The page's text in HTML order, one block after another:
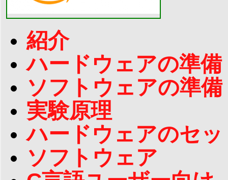
紹介
ハードウェアの準備
ソフトウェアの準備
実験原理
ハードウェアのセ
ソフトウェア